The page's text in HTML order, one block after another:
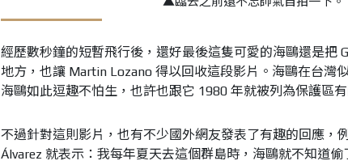
經歷數秒鐘的短暫飛行後，還好最後這隻可愛的海鷗還是把
地方，也讓 Martin Lozano 得以回收這段影片。海鷗在台灣
海鷗如此逗趣不怕生，也許也跟它 1980 年就被列為保護區有
不過針對這則影片，也有不少國外網友發表了有趣的回應，
Álvarez 就表示：我每年夏天去這個群島時，海鷗就不知道偷